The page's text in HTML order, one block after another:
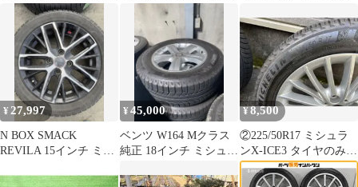
20インチ スタッドレス
4本 22年製 レクサスRX
キャデラック/XT5/XT6
ムラーノ等 (KTY182)
WEDS アルミセット
¥ 27,997
N BOX SMACK
REVILA 15インチ ミシ
¥45,000
ベンツ W164 Mクラス
純正 18インチ ミシュラ
¥8,500
②225/50R17 ミシュラ
ンX-ICE3 タイヤのみ2
本